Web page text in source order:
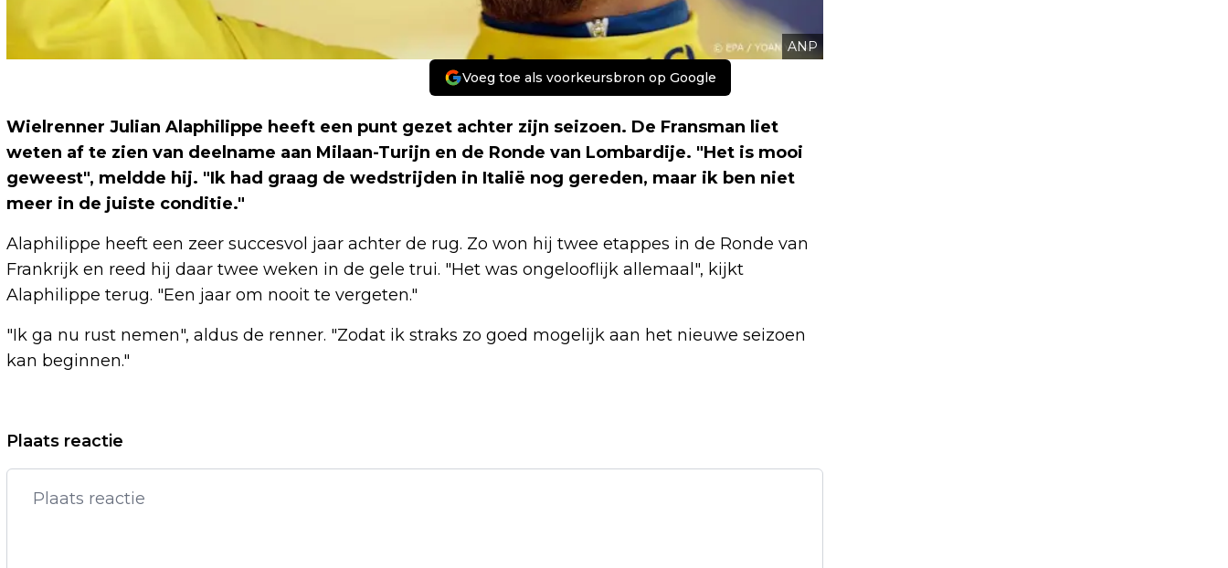
ANP
Voeg toe als voorkeursbron op Google
Wielrenner Julian Alaphilippe heeft een punt gezet achter zijn seizoen. De Fransman liet
weten af te zien van deelname aan Milaan-Turijn en de Ronde van Lombardije. "Het is mooi
geweest", meldde hij. "Ik had graag de wedstrijden in Italië nog gereden, maar ik ben niet
meer in de juiste conditie."
Alaphilippe heeft een zeer succesvol jaar achter de rug. Zo won hij twee etappes in de Ronde van
Frankrijk en reed hij daar twee weken in de gele trui. "Het was ongelooflijk allemaal", kijkt
Alaphilippe terug. "Een jaar om nooit te vergeten."
"Ik ga nu rust nemen", aldus de renner. "Zodat ik straks zo goed mogelijk aan het nieuwe seizoen
kan beginnen."
Vorig artikel
ALLEEN MIYACHI LIJKT CONCURRENT
ZONDERLAND
STUDENTEN WILLEN PREMIER RUTTE
Plaats reactie